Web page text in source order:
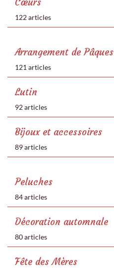
122 articles
Arrangement de Pâques
121 articles
Lutin
92 articles
Bijoux et accessoires
89 articles
Peluches
84 articles
Décoration automnale
80 articles
Fête des Mères